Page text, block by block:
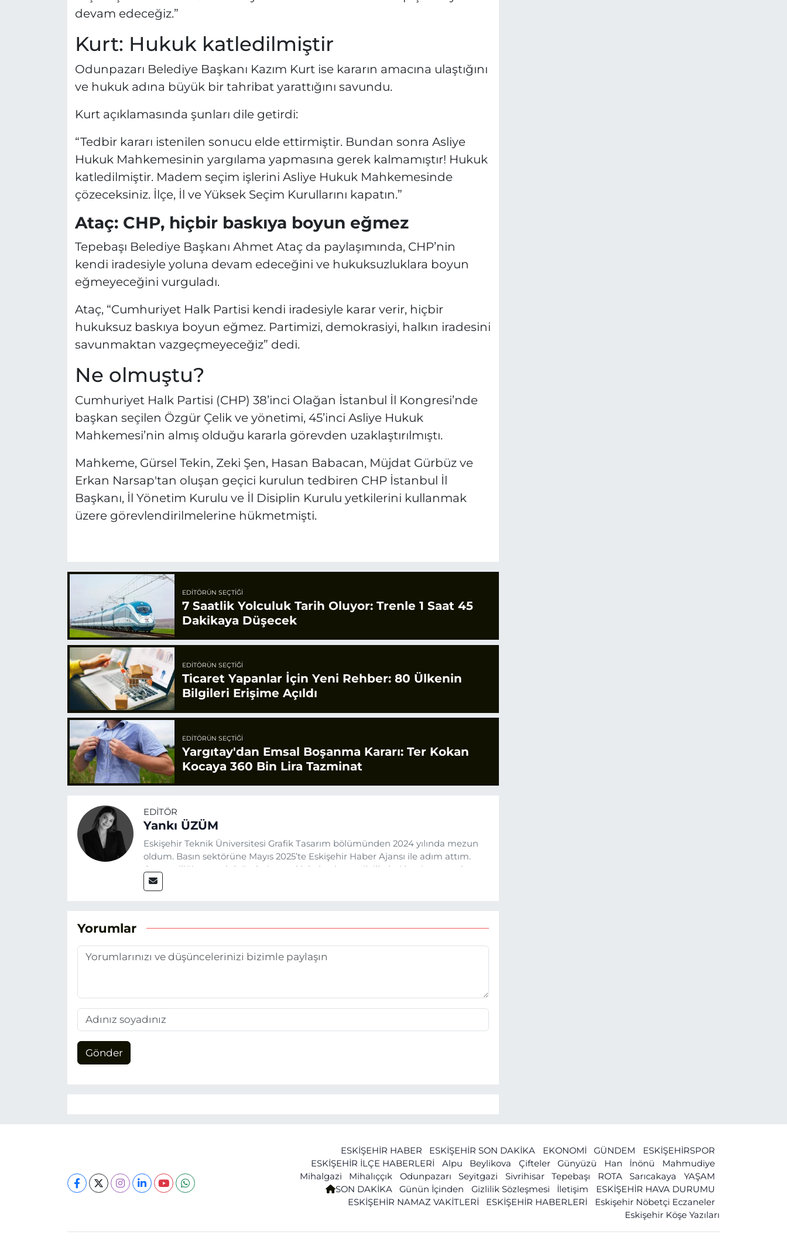
devam edeceğiz.”
Kurt: Hukuk katledilmiştir
Odunpazarı Belediye Başkanı Kazım Kurt ise kararın amacına ulaştığını
ve hukuk adına büyük bir tahribat yarattığını savundu.
Kurt açıklamasında şunları dile getirdi:
“Tedbir kararı istenilen sonucu elde ettirmiştir. Bundan sonra Asliye
Hukuk Mahkemesinin yargılama yapmasına gerek kalmamıştır! Hukuk
katledilmiştir. Madem seçim işlerini Asliye Hukuk Mahkemesinde
çözeceksiniz. İlçe, İl ve Yüksek Seçim Kurullarını kapatın.”
Ataç: CHP, hiçbir baskıya boyun eğmez
Tepebaşı Belediye Başkanı Ahmet Ataç da paylaşımında, CHP’nin
kendi iradesiyle yoluna devam edeceğini ve hukuksuzluklara boyun
eğmeyeceğini vurguladı.
Ataç, “Cumhuriyet Halk Partisi kendi iradesiyle karar verir, hiçbir
hukuksuz baskıya boyun eğmez. Partimizi, demokrasiyi, halkın iradesini
savunmaktan vazgeçmeyeceğiz” dedi.
Ne olmuştu?
Cumhuriyet Halk Partisi (CHP) 38’inci Olağan İstanbul İl Kongresi’nde
başkan seçilen Özgür Çelik ve yönetimi, 45’inci Asliye Hukuk
Mahkemesi’nin almış olduğu kararla görevden uzaklaştırılmıştı.
Mahkeme, Gürsel Tekin, Zeki Şen, Hasan Babacan, Müjdat Gürbüz ve
Erkan Narsap'tan oluşan geçici kurulun tedbiren CHP İstanbul İl
Başkanı, İl Yönetim Kurulu ve İl Disiplin Kurulu yetkilerini kullanmak
üzere görevlendirilmelerine hükmetmişti.
EDITÖRÜN SEÇTIĞI
7 Saatlik Yolculuk Tarih Oluyor: Trenle 1 Saat 45
Dakikaya Düşecek
EDITÖRÜN SEÇTIĞI
Ticaret Yapanlar İçin Yeni Rehber: 80 Ülkenin
Bilgileri Erişime Açıldı
EDITÖRÜN SEÇTIĞI
Yargıtay'dan Emsal Boşanma Kararı: Ter Kokan
Kocaya 360 Bin Lira Tazminat
EDITÖR
Yankı ÜZÜM
Eskişehir Teknik Üniversitesi Grafik Tasarım bölümünden 2024 yılında mezun
oldum. Basın sektörüne Mayıs 2025’te Eskişehir Haber Ajansı ile adım attım.
Gazeteciliğin temel değerlerine sadık kalarak ve etik ilkeleri benimseyerek,
Eskişehir gündemini en doğru ve sıcak şekilde takipçilerimize aktarmayı
Yorumlar
Gönder
ESKİŞEHİR HABER ESKİŞEHİR SON DAKİKA EKONOMİ GÜNDEM
ESKİŞEHİRSPOR
ESKİŞEHİR İLÇE HABERLERİ
Alpu Beylikova Çifteler Günyüzü Han İnönü
Mahmudiye
Mihalgazi
Mihalıççık Odunpazarı Seyitgazi Sivrihisar Tepebaşı ROTA Sarıcakaya
YAŞAM
SON DAKİKA
Günün İçinden Gizlilik Sözleşmesi İletişim
ESKİŞEHİR HAVA DURUMU
ESKİŞEHİR NAMAZ VAKİTLERİ
ESKİŞEHİR HABERLERİ
Eskişehir Nöbetçi Eczaneler
Eskişehir Köşe Yazıları